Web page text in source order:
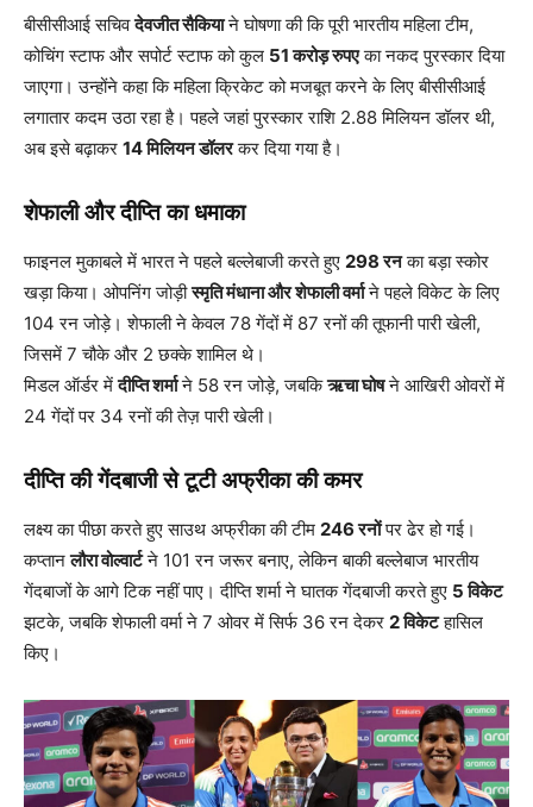
बीसीसीआई सचिवदेवजीत सैकियाने घोषणा की कि पूरी भारतीय महिला टीम,
कोचिंग स्टाफ और सपोर्ट स्टाफ को कुल 51 करोड़ रुपएका नकद पुरस्कार दिया
जाएगा। उन्होंने कहा कि महिला क्रिकेट को मजबूत करने के लिए बीसीसीआई
लगातार कदम उठा रहा है। पहले जहां पुरस्कार राशि 2.88 मिलियन डॉलर थी,
अब इसे बढ़ाकर 14 मिलियन डॉलरकर दिया गया है।
शेफाली और दीप्ति का धमाका
फाइनल मुकाबले में भारत ने पहले बल्लेबाजी करते हुए 298 रनका बड़ा स्कोर
खड़ा किया। ओपनिंग जोड़ीस्मृति मंधाना और शेफाली वर्माने पहले विकेट के लिए
104 रन जोड़े। शेफाली ने केवल 78 गेंदों में 87 रनों की तूफानी पारी खेली,
जिसमें 7 चौके और 2 छक्के शामिल थे।
मिडल ऑर्डर मेंदीप्ति शर्माने 58 रन जोड़े, जबकिऋचा घोषने आखिरी ओवरों में
24 गेंदों पर 34 रनों की तेज़ पारी खेली।
दीप्ति की गेंदबाजी से टूटी अफ्रीका की कमर
लक्ष्य का पीछा करते हुए साउथ अफ्रीका की टीम 246 रनोंपर ढेर हो गई।
कप्तानलौरा वोल्वार्टने 101 रन जरूर बनाए, लेकिन बाकी बल्लेबाज भारतीय
गेंदबाजों के आगे टिक नहीं पाए। दीप्ति शर्मा ने घातक गेंदबाजी करते हुए 5 विकेट
झटके, जबकि शेफाली वर्मा ने 7 ओवर में सिर्फ 36 रन देकर 2 विकेटहासिल
किए।